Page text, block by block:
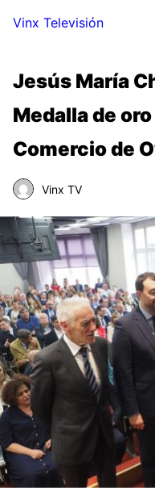
Vinx Televisión
Jesús María
Medalla de
Comercio de
Vinx TV